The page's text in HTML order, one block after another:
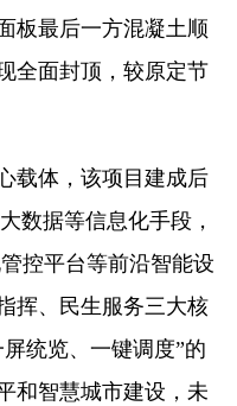
板最后一方混凝土顺
全面封顶，较原定节
体，该项目建成后
数据等信息化手段，
控平台等前沿智能设
挥、民生服务三大核
统览、一键调度”的
和智慧城市建设，未